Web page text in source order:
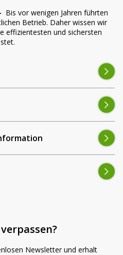
Bis vor wenigen Jahren führten
Betrieb. Daher wissen wir
effizientesten und sichersten
Newsletter und erhalt